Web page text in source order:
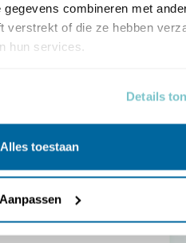
combineren met
verstrekt of die ze hebben
hun services.
Details
Alles toestaan
Aanpassen